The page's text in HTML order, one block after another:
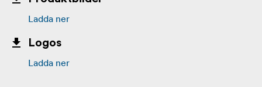
Ladda ner
Logos
Ladda ner